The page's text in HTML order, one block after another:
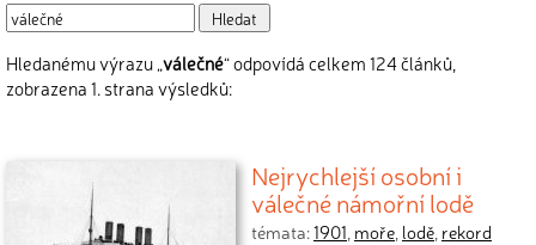
Hledanému výrazu „válečné“ odpovídá celkem 124 článků,
zobrazena 1. strana výsledků:
Nejrychlejší osobní i
válečné námořní lodě
témata:1901, moře, lodě, rekord